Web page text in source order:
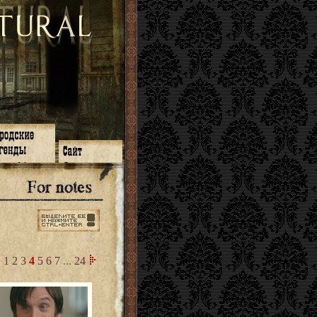
14
13
11
12
9
6
5
О нас
ЧаВо
Поиск
Ссылки
Карта сайта
1 2 3 4 5 6 7 ...24